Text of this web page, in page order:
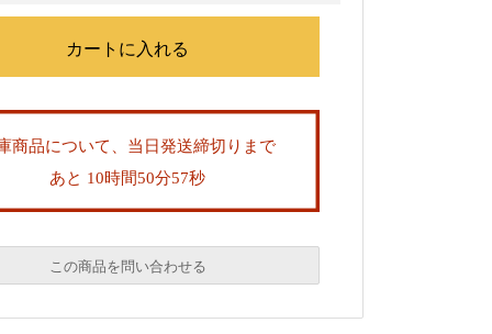
商品について、当日発送締切りまで
あと 10時間50分56秒
この商品を問い合わせる